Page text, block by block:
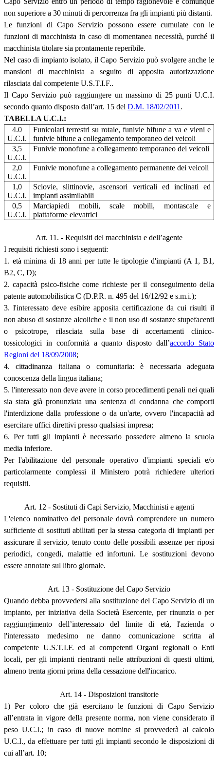
non superiore a 30 minuti di percorrenza fra gli impianti più distanti.
Le funzioni di Capo Servizio possono essere cumulate con le
funzioni di macchinista in caso di momentanea necessità, purché il
macchinista titolare sia prontamente reperibile.
Nel caso di impianto isolato, il Capo Servizio può svolgere anche le
mansioni di macchinista a seguito di apposita autorizzazione
rilasciata dal competente U.S.T.I.F..
Il Capo Servizio può raggiungere un massimo di 25 punti U.C.I.
secondo quanto disposto dall’art. 15 del D.M. 18/02/2011 .
TABELLA U.C.I.:
4.0
U.C.I.
Funicolari terrestri su rotaie, funivie bifune a va e vieni e
funivie bifune a collegamento temporaneo dei veicoli
3,5
U.C.I.
Funivie monofune a collegamento temporaneo dei veicoli
2,0
U.C.I.
Funivie monofune a collegamento permanente dei veicoli
1,0
U.C.I.
Sciovie, slittinovie, ascensori verticali ed inclinati ed
impianti assimilabili
0,5
U.C.I.
Marciapiedi mobili, scale mobili, montascale e
piattaforme elevatrici
Art. 11. - Requisiti del macchinista e dell’agente
I requisiti richiesti sono i seguenti:
1. età minima di 18 anni per tutte le tipologie d'impianti (A 1, B1,
B2, C, D);
2. capacità psico-fisiche come richieste per il conseguimento della
patente automobilistica C (D.P.R. n. 495 del 16/12/92 e s.m.i.);
3. l'interessato deve esibire apposita certificazione da cui risulti il
non abuso di sostanze alcoliche e il non uso di sostanze stupefacenti
o psicotrope, rilasciata sulla base di accertamenti clinico-
tossicologici in conformità a quanto disposto dall’accordo Stato
Regioni del 18/09/2008;
4. cittadinanza italiana o comunitaria: è necessaria adeguata
conoscenza della lingua italiana;
5. l'interessato non deve avere in corso procedimenti penali nei quali
sia stata già pronunziata una sentenza di condanna che comporti
l'interdizione dalla professione o da un'arte, ovvero l'incapacità ad
esercitare uffici direttivi presso qualsiasi impresa;
6. Per tutti gli impianti è necessario possedere almeno la scuola
media inferiore.
Per l'abilitazione del personale operativo d'impianti speciali e/o
particolarmente complessi il Ministero potrà richiedere ulteriori
requisiti.
Art. 12 - Sostituti di Capi Servizio, Macchinisti e agenti
L'elenco nominativo del personale dovrà comprendere un numero
sufficiente di sostituti abilitati per la stessa categoria di impianti per
assicurare il servizio, tenuto conto delle possibili assenze per riposi
periodici, congedi, malattie ed infortuni. Le sostituzioni devono
essere annotate sul libro giornale.
Art. 13 - Sostituzione del Capo Servizio
Quando debba provvedersi alla sostituzione del Capo Servizio di un
impianto, per iniziativa della Società Esercente, per rinunzia o per
raggiungimento dell’interessato del limite di età, l'azienda o
l'interessato medesimo ne danno comunicazione scritta al
competente U.S.T.I.F. ed ai competenti Organi regionali o Enti
locali, per gli impianti rientranti nelle attribuzioni di questi ultimi,
almeno trenta giorni prima della cessazione dell'incarico.
Art. 14 - Disposizioni transitorie
1) Per coloro che già esercitano le funzioni di Capo Servizio
all’entrata in vigore della presente norma, non viene considerato il
peso U.C.I.; in caso di nuove nomine si provvederà al calcolo
U.C.I., da effettuare per tutti gli impianti secondo le disposizioni di
cui all’art. 10;